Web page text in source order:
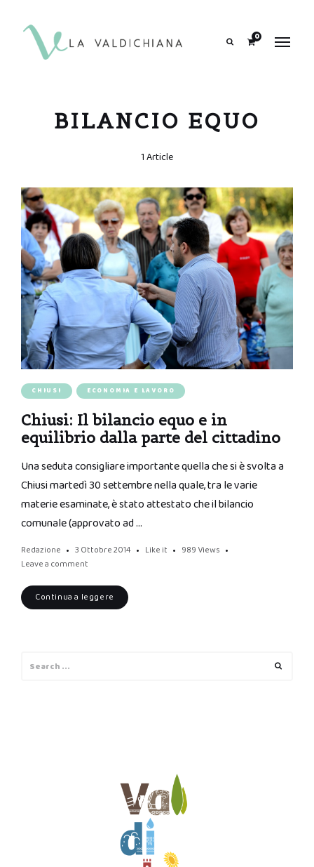
0
BILANCIO EQUO
1 Article
CHIUSI ECONOMIA E LAVORO
Chiusi: Il bilancio equo e in
equilibrio dalla parte del cittadino
Una seduta consigliare importante quella che si è svolta a
Chiusi martedì 30 settembre nella quale, tra le varie
materie esaminate, è stato attestato che il bilancio
comunale (approvato ad …
Redazione 3 Ottobre 2014 Like it 989 Views
Leave a comment
Continua a leggere
for: